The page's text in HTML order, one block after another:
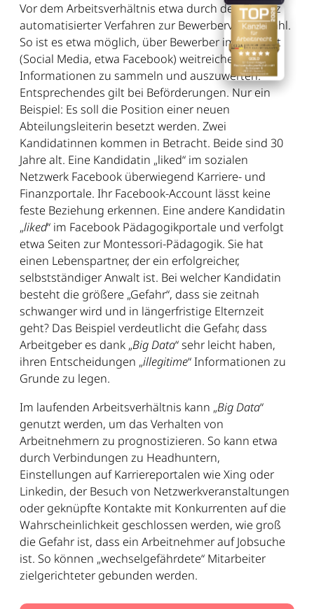
Vor dem Arbeitsverhältnis etwa durch den Einsatz
automatisierter Verfahren zur Bewerbervorauswahl.
So ist es etwa möglich, über Bewerber im Internet
(Social Media, etwa Facebook) weitreichende
Informationen zu sammeln und auszuwerten.
Entsprechendes gilt bei Beförderungen. Nur ein
Beispiel: Es soll die Position einer neuen
Abteilungsleiterin besetzt werden. Zwei
Kandidatinnen kommen in Betracht. Beide sind 30
Jahre alt. Eine Kandidatin „liked“ im sozialen
Netzwerk Facebook überwiegend Karriere- und
Finanzportale. Ihr Facebook-Account lässt keine
feste Beziehung erkennen. Eine andere Kandidatin
„liked“ im Facebook Pädagogikportale und verfolgt
etwa Seiten zur Montessori-Pädagogik. Sie hat
einen Lebenspartner, der ein erfolgreicher,
selbstständiger Anwalt ist. Bei welcher Kandidatin
besteht die größere „Gefahr“, dass sie zeitnah
schwanger wird und in längerfristige Elternzeit
geht? Das Beispiel verdeutlicht die Gefahr, dass
Arbeitgeber es dank „Big Data“ sehr leicht haben,
ihren Entscheidungen „illegitime“ Informationen zu
Grunde zu legen.
Im laufenden Arbeitsverhältnis kann „Big Data“
genutzt werden, um das Verhalten von
Arbeitnehmern zu prognostizieren. So kann etwa
durch Verbindungen zu Headhuntern,
Einstellungen auf Karriereportalen wie Xing oder
Linkedin, der Besuch von Netzwerkveranstaltungen
oder geknüpfte Kontakte mit Konkurrenten auf die
Wahrscheinlichkeit geschlossen werden, wie groß
die Gefahr ist, dass ein Arbeitnehmer auf Jobsuche
ist. So können „wechselgefährdete“ Mitarbeiter
zielgerichteter gebunden werden.